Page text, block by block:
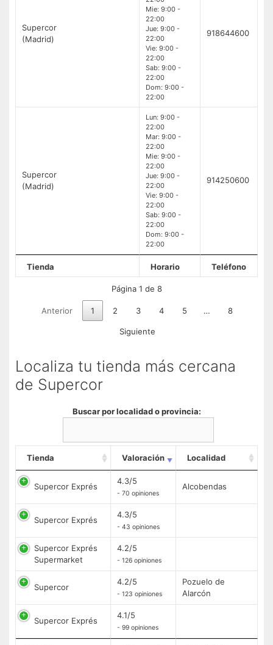
Supercor
(Madrid)
Mie: 9:00 -
22:00
Jue: 9:00 -
22:00
Vie: 9:00 -
22:00
Sab: 9:00 -
22:00
Dom: 9:00 -
22:00
918644600
Supercor
(Madrid)
Lun: 9:00 -
22:00
Mar: 9:00 -
22:00
Mie: 9:00 -
22:00
Jue: 9:00 -
22:00
Vie: 9:00 -
22:00
Sab: 9:00 -
22:00
Dom: 9:00 -
22:00
914250600
Tienda Horario Teléfono
Página 1 de 8
Anterior 1 2 3 4 5 … 8
Siguiente
Localiza tu tienda más cercana
de Supercor
Buscar por localidad o provincia:
Tienda Valoración Localidad
Supercor Exprés
4.3/5
- 70 opiniones
Alcobendas
Supercor Exprés
4.3/5
- 43 opiniones
Supercor Exprés
Supermarket
4.2/5
- 126 opiniones
Supercor
4.2/5
- 123 opiniones
Pozuelo de
Alarcón
Supercor Exprés
4.1/5
- 99 opiniones